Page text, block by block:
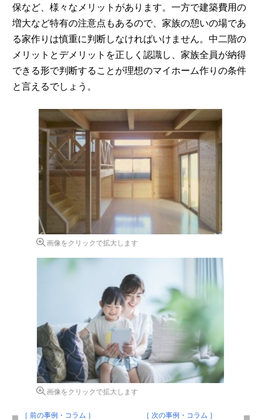
保など、様々なメリットがあります。一方で建築費用の
増大など特有の注意点もあるので、家族の憩いの場であ
る家作りは慎重に判断しなければいけません。中二階の
メリットとデメリットを正しく認識し、家族全員が納得
できる形で判断することが理想のマイホーム作りの条件
と言えるでしょう。
画像をクリックで拡大します
画像をクリックで拡大します
［ 前の事例・コラム ］
［ 次の事例・コラム ］